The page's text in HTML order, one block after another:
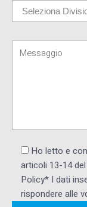
Ho letto e
articoli 13-14
Policy* I dati
rispondere alle